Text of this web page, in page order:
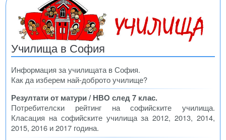
Училища в София
Информация за училищата в София.
Как да изберем най-доброто училище?
Резултати от матури / НВО след 7 клас.
Потребителски рейтинг на софийските училища.
Класация на софийските училища за 2012, 2013, 2014,
2015, 2016 и 2017 година.